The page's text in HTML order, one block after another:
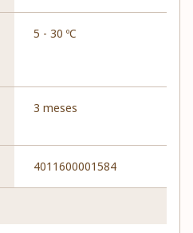
5 - 30 ºC
3 meses
4011600001584